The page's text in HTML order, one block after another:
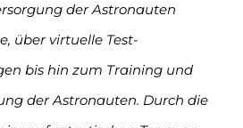
der Astronauten
über virtuelle Test-
bis hin zum Training und
der Astronauten. Durch die